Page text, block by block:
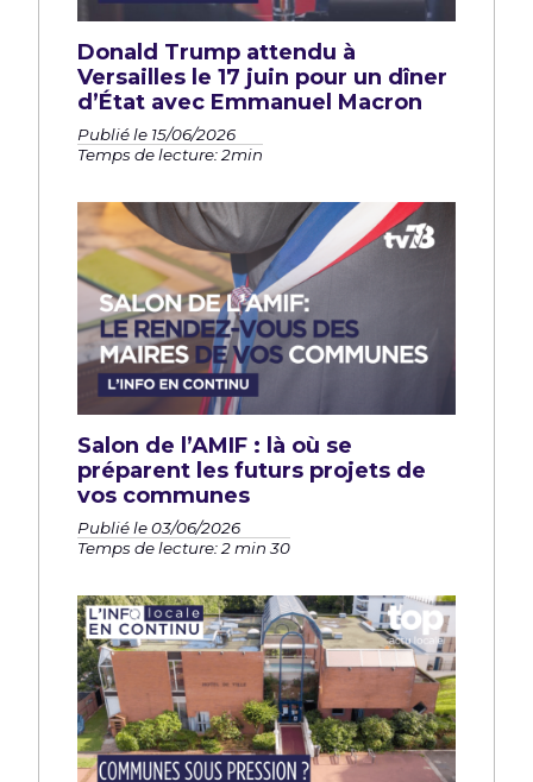
Donald Trump attendu à
Versailles le 17 juin pour un dîner
d’État avec Emmanuel Macron
Publié le 15/06/2026
Temps de lecture: 2min
Salon de l’AMIF : là où se
préparent les futurs projets de
vos communes
Publié le 03/06/2026
Temps de lecture: 2 min 30